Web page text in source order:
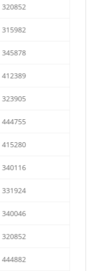
320852
315982
345878
412389
323905
444755
415280
340116
331924
340046
320852
444882